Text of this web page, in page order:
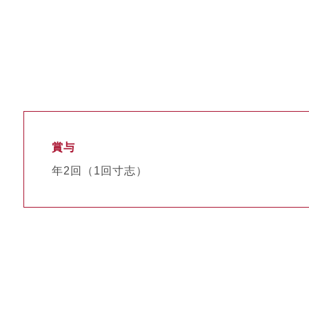
賞与
年2回（1回寸志）